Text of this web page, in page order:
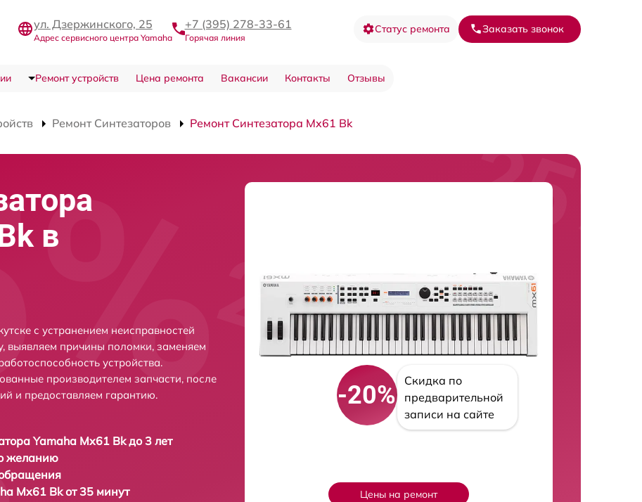
ул. Дзержинского, 25
Адрес сервисного центра Yamaha
+7 (395) 278-33-61
Горячая линия
Статус ремонта Заказать звонок
Ремонт устройств Цена ремонта Вакансии Контакты Отзывы
Ремонт Синтезаторов Ремонт Синтезатора Mx61 Bk
в
с устранением неисправностей
выявляем причины поломки, заменяем
устройства.
производителем запчасти, после
и предоставляем гарантию.
Yamaha Mx61 Bk до 3 лет
желанию
Mx61 Bk от 35 минут
-20%
Скидка по
предварительной
записи на сайте
Цены на ремонт